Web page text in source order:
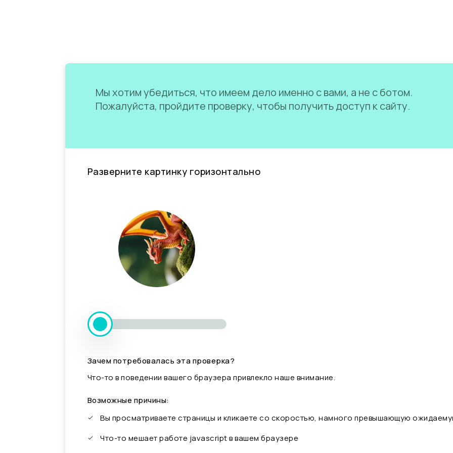
Мы хотим убедиться, что имеем дело именно с вами, а не с ботом.
Пожалуйста, пройдите проверку, чтобы получить доступ к сайту.
Разверните картинку горизонтально
Зачем потребовалась эта проверка?
Что-то в поведении вашего браузера привлекло наше внимание.
Возможные причины:
Вы просматриваете страницы и кликаете со скоростью, намного превышающую
Что-то мешает работе javascript в вашем браузере